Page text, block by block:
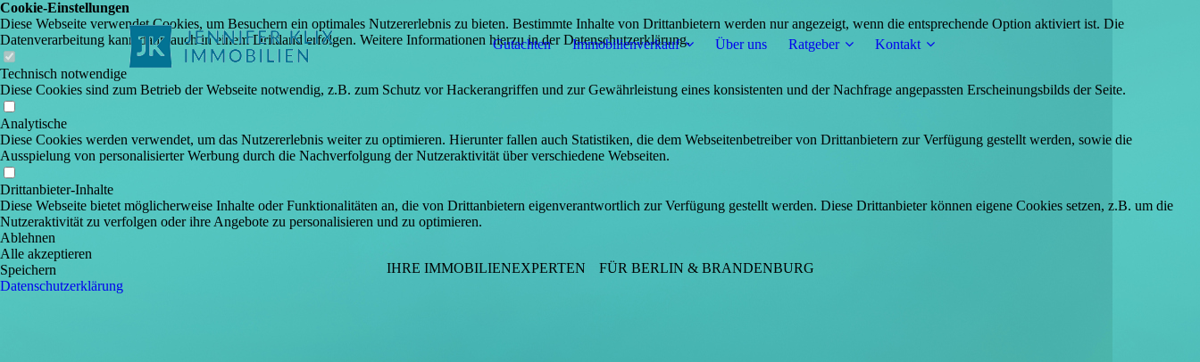
Gutachten Immobilienverkauf Über uns Ratgeber Kontakt
IHRE IMMOBILIENEXPERTEN FÜR BERLIN & BRANDENBURG
Cookie-Einstellungen
Diese Webseite verwendet Cookies, um Besuchern ein optimales Nutzererlebnis zu bieten. Bestimmte Inhalte von Drittanbietern werden nur angezeigt, wenn die entsprechende Option aktiviert ist. Die
Datenverarbeitung kann dann auch in einem Drittland erfolgen. Weitere Informationen hierzu in der Datenschutzerklärung.
Technisch notwendige
Diese Cookies sind zum Betrieb der Webseite notwendig, z.B. zum Schutz vor Hackerangriffen und zur Gewährleistung eines konsistenten und der Nachfrage angepassten Erscheinungsbilds der Seite.
Analytische
Diese Cookies werden verwendet, um das Nutzererlebnis weiter zu optimieren. Hierunter fallen auch Statistiken, die dem Webseitenbetreiber von Drittanbietern zur Verfügung gestellt werden, sowie die
Ausspielung von personalisierter Werbung durch die Nachverfolgung der Nutzeraktivität über verschiedene Webseiten.
Drittanbieter-Inhalte
Diese Webseite bietet möglicherweise Inhalte oder Funktionalitäten an, die von Drittanbietern eigenverantwortlich zur Verfügung gestellt werden. Diese Drittanbieter können eigene Cookies setzen, z.B. um die
Nutzeraktivität zu verfolgen oder ihre Angebote zu personalisieren und zu optimieren.
Ablehnen
Alle akzeptieren
Speichern
Datenschutzerklärung